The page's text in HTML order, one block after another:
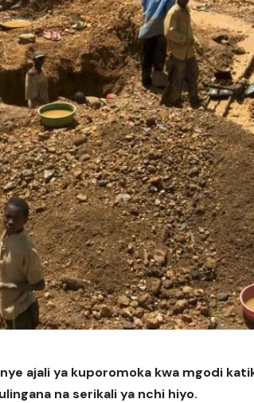
ajali ya kuporomoka kwa mgodi
na serikali ya nchi hiyo.